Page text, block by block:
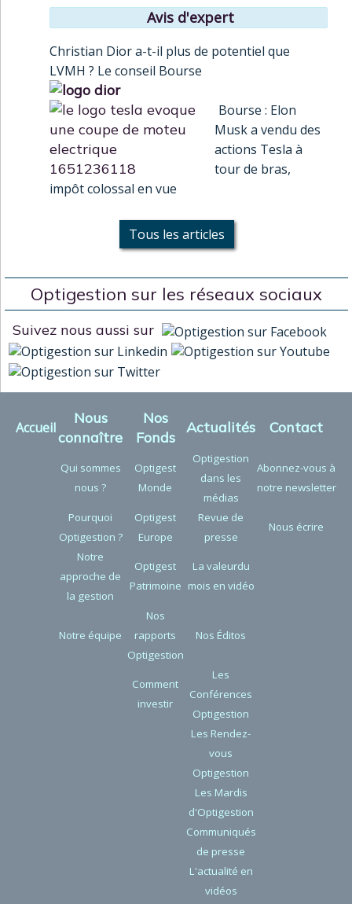
Avis d'expert
Christian Dior a-t-il plus de potentiel que
LVMH ? Le conseil Bourse
Bourse : Elon
Musk a vendu des
actions Tesla à
tour de bras,
impôt colossal en vue
Tous les articles
Optigestion sur les réseaux sociaux
Suivez nous aussi sur
Accueil
Nous
connaître
Nos
Fonds
Actualités Contact
Qui sommes
nous ?
Optigest
Monde
Optigestion
dans les
médias
Abonnez-vous à
notre newsletter
Pourquoi
Optigestion ?
Optigest
Europe
Revue de
presse
Nous écrire
Notre
approche de
la gestion
Optigest
Patrimoine
La valeurdu
mois en vidéo
Notre équipe
Nos
rapports
Optigestion
Nos Éditos
Comment
investir
Les
Conférences
Optigestion
Les Rendez-
vous
Optigestion
Les Mardis
d'Optigestion
Communiqués
de presse
L'actualité en
vidéos